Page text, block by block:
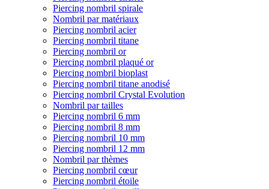
Piercing nombril spirale
Nombril par matériaux
Piercing nombril acier
Piercing nombril titane
Piercing nombril or
Piercing nombril plaqué or
Piercing nombril bioplast
Piercing nombril titane anodisé
Piercing nombril Crystal Evolution
Nombril par tailles
Piercing nombril 6 mm
Piercing nombril 8 mm
Piercing nombril 10 mm
Piercing nombril 12 mm
Nombril par thèmes
Piercing nombril cœur
Piercing nombril étoile